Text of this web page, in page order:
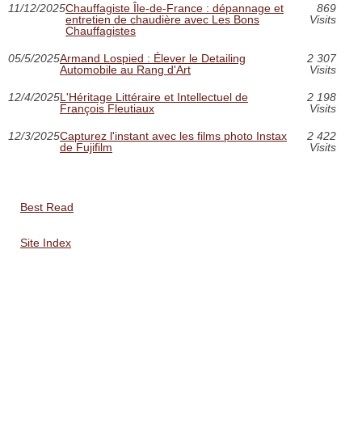
11/12/2025Chauffagiste Île-de-France : dépannage et
entretien de chaudière avec Les Bons
Chauffagistes
869
Visits
05/5/2025Armand Lospied : Élever le Detailing
Automobile au Rang d'Art
2 307
Visits
12/4/2025L'Héritage Littéraire et Intellectuel de
François Fleutiaux
2 198
Visits
12/3/2025Capturez l'instant avec les films photo Instax
de Fujifilm
2 422
Visits
Best Read
Site Index